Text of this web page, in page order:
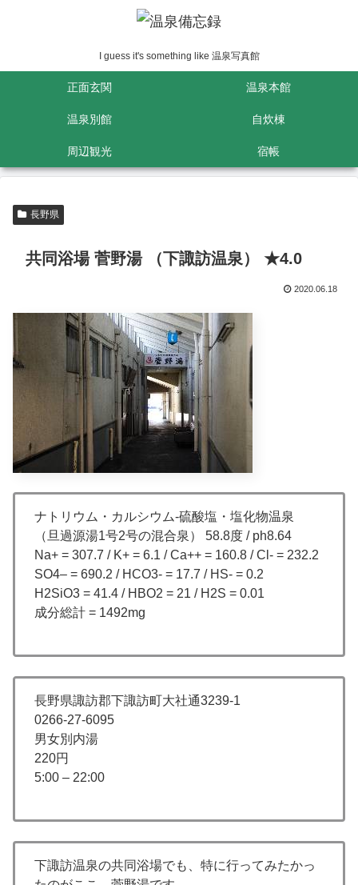
I guess it's something like 温泉写真館
正面玄関 温泉本館
温泉別館 自炊棟
周辺観光 宿帳
長野県
共同浴場 菅野湯 （下諏訪温泉） ★4.0
2020.06.18
ナトリウム・カルシウム-硫酸塩・塩化物温泉
（旦過源湯1号2号の混合泉） 58.8度 / ph8.64
Na+ = 307.7 / K+ = 6.1 / Ca++ = 160.8 / Cl- = 232.2
SO4– = 690.2 / HCO3- = 17.7 / HS- = 0.2
H2SiO3 = 41.4 / HBO2 = 21 / H2S = 0.01
成分総計 = 1492mg
長野県諏訪郡下諏訪町大社通3239-1
0266-27-6095
男女別内湯
220円
5:00 – 22:00
下諏訪温泉の共同浴場でも、特に行ってみたかっ